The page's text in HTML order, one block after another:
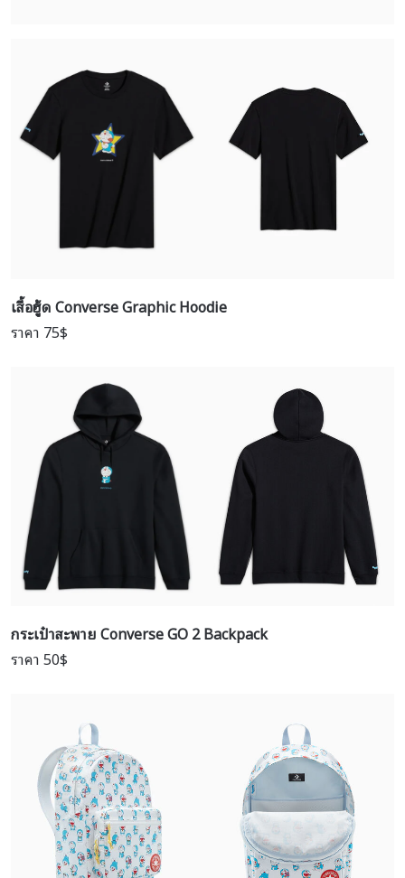
เสื้อฮู้ดConverse Graphic Hoodie
ราคา 75$
กระเป๋าสะพายConverse GO 2 Backpack
ราคา 50$